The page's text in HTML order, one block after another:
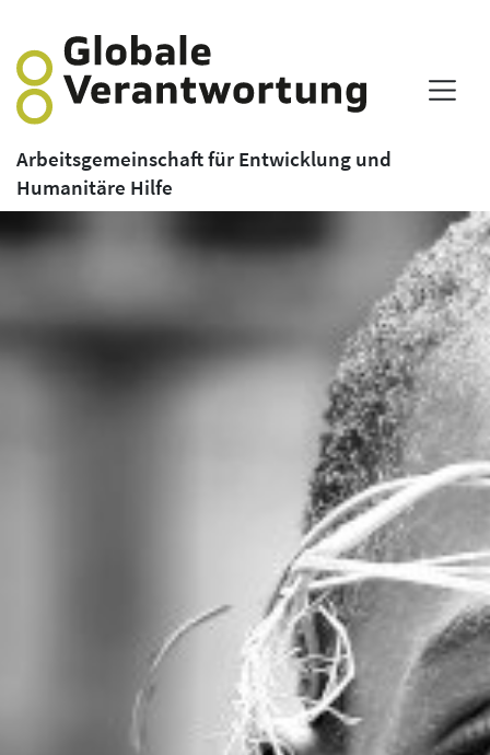
Arbeitsgemeinschaft für Entwicklung und
Humanitäre Hilfe